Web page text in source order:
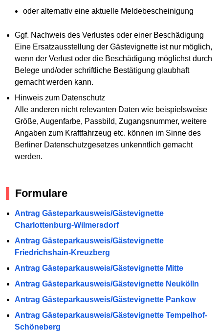
oder alternativ eine aktuelle Meldebescheinigung
Ggf. Nachweis des Verlustes oder einer Beschädigung
Eine Ersatzausstellung der Gästevignette ist nur möglich,
wenn der Verlust oder die Beschädigung möglichst durch
Belege und/oder schriftliche Bestätigung glaubhaft
gemacht werden kann.
Hinweis zum Datenschutz
Alle anderen nicht relevanten Daten wie beispielsweise
Größe, Augenfarbe, Passbild, Zugangsnummer, weitere
Angaben zum Kraftfahrzeug etc. können im Sinne des
Berliner Datenschutzgesetzes unkenntlich gemacht
werden.
Formulare
Antrag Gästeparkausweis/Gästevignette
Charlottenburg-Wilmersdorf
Antrag Gästeparkausweis/Gästevignette
Friedrichshain-Kreuzberg
Antrag Gästeparkausweis/Gästevignette Mitte
Antrag Gästeparkausweis/Gästevignette Neukölln
Antrag Gästeparkausweis/Gästevignette Pankow
Antrag Gästeparkausweis/Gästevignette Tempelhof-
Schöneberg